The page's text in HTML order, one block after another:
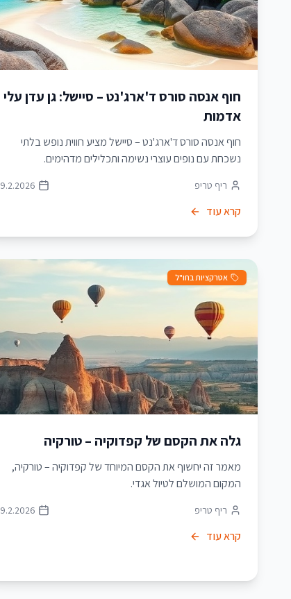
חוף אנסה סורס ד'ארג'נט – סיישל: גן עדן עלי
אדמות
חוף אנסה סורס ד'ארג'נט – סיישל מציע חווית נופש בלתי
נשכחת עם נופים עוצרי נשימה ותכלילים מדהימים.
ריף טריפ 9.2.2026
קרא עוד
אטרקציות בחו"ל
גלה את הקסם של קפדוקיה – טורקיה
מאמר זה יחשוף את הקסם המיוחד של קפדוקיה – טורקיה,
המקום המושלם לטיול אגדי.
ריף טריפ 9.2.2026
קרא עוד